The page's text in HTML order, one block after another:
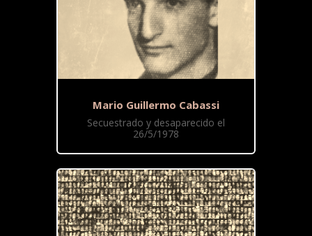
Mario Guillermo Cabassi
Secuestrado y desaparecido el
26/5/1978